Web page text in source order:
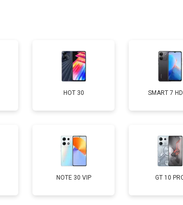
от 2700 ₽
от 1750 ₽ Заказать
от 3200 ₽ Заказать
HOT 30 SMART 7
NOTE 30 VIP GT 10